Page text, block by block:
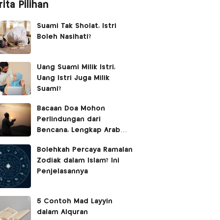
Pilihan
Suami Tak Sholat, Istri
Boleh Nasihati?
Uang Suami Milik Istri,
Uang Istri Juga Milik
Suami?
Bacaan Doa Mohon
Perlindungan dari
Bencana, Lengkap Arab
Bolehkah Percaya Ramalan
Zodiak dalam Islam? Ini
Penjelasannya
5 Contoh Mad Layyin
dalam Alquran